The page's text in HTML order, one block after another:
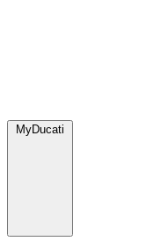
MyDucati